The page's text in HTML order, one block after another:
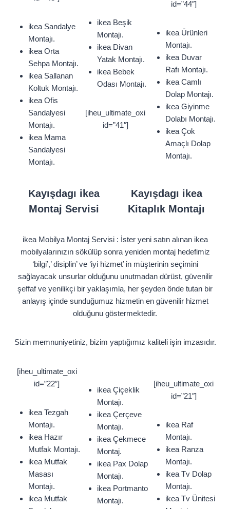
ikea Sandalye
Montajı.
ikea Orta
Sehpa Montajı.
ikea Sallanan
Koltuk Montajı.
ikea Ofis
Sandalyesi
Montajı.
ikea Mama
Sandalyesi
Montajı.
ikea Beşik
Montajı.
ikea Divan
Yatak Montajı.
ikea Bebek
Odası Montajı.
[iheu_ultimate_oxi
id=”41″]
id=”44″]
ikea Ürünleri
Montajı.
ikea Duvar
Rafı Montajı.
ikea Camlı
Dolap Montajı.
ikea Giyinme
Dolabı Montajı.
ikea Çok
Amaçlı Dolap
Montajı.
Kayışdagı ikea
Montaj Servisi
Kayışdagı ikea
Kitaplık Montajı
ikea Mobilya Montaj Servisi : İster yeni satın alınan ikea
mobilyalarınızın sökülüp sonra yeniden montaj hedefimiz
‘bilgi’,’ disiplin’ ve ‘iyi hizmet’ in müşterinin seçimini
sağlayacak unsurlar olduğunu unutmadan dürüst, güvenilir
şeffaf ve yenilikçi bir yaklaşımla, her şeyden önde tutan bir
anlayış içinde sunduğumuz hizmetin en güvenilir hizmet
olduğunu göstermektedir.
Sizin memnuniyetiniz, bizim yaptığımız kaliteli işin imzasıdır.
[iheu_ultimate_oxi
id=”22″]
ikea Tezgah
Montajı.
ikea Hazır
Mutfak Montajı.
ikea Mutfak
Masası
Montajı.
ikea Mutfak
ikea Çiçeklik
Montajı.
ikea Çerçeve
Montajı.
ikea Çekmece
Montaj.
ikea Pax Dolap
Montajı.
ikea Portmanto
Montajı.
[iheu_ultimate_oxi
id=”21″]
ikea Raf
Montajı.
ikea Ranza
Montajı.
ikea Tv Dolap
Montajı.
ikea Tv Ünitesi